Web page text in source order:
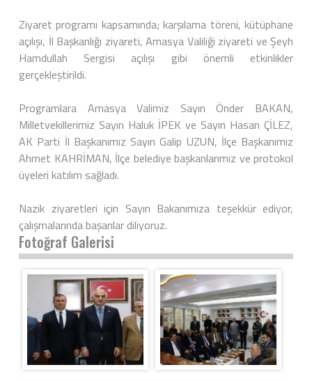
Ziyaret programı kapsamında; karşılama töreni, kütüphane
açılışı, İl Başkanlığı ziyareti, Amasya Valiliği ziyareti ve Şeyh
Hamdullah Sergisi açılışı gibi önemli etkinlikler
gerçekleştirildi.
Programlara Amasya Valimiz Sayın Önder BAKAN,
Milletvekillerimiz Sayın Haluk İPEK ve Sayın Hasan ÇİLEZ,
AK Parti İl Başkanımız Sayın Galip UZUN, İlçe Başkanımız
Ahmet KAHRİMAN, İlçe belediye başkanlarımız ve protokol
üyeleri katılım sağladı.
Nazik ziyaretleri için Sayın Bakanımıza teşekkür ediyor,
çalışmalarında başarılar diliyoruz.
Fotoğraf Galerisi